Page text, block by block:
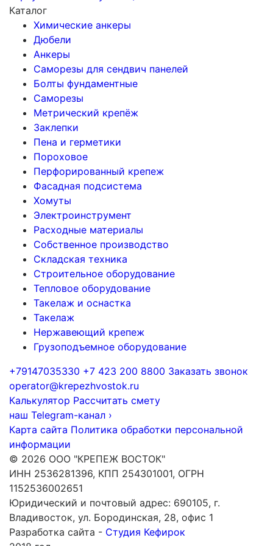
Каталог
Химические анкеры
Дюбели
Анкеры
Саморезы для сендвич панелей
Болты фундаментные
Саморезы
Метрический крепёж
Заклепки
Пена и герметики
Пороховое
Перфорированный крепеж
Фасадная подсистема
Хомуты
Электроинструмент
Расходные материалы
Собственное производство
Складская техника
Строительное оборудование
Тепловое оборудование
Такелаж и оснастка
Такелаж
Нержавеющий крепеж
Грузоподъемное оборудование
+79147035330 +7 423 200 8800 Заказать звонок
operator@krepezhvostok.ru
Калькулятор Рассчитать смету
наш Telegram-канал ›
Карта сайта Политика обработки персональной
информации
© 2026 ООО "КРЕПЕЖ ВОСТОК"
ИНН 2536281396, КПП 254301001, ОГРН
1152536002651
Юридический и почтовый адрес: 690105, г.
Владивосток, ул. Бородинская, 28, офис 1
Разработка сайта - Студия Кефирок